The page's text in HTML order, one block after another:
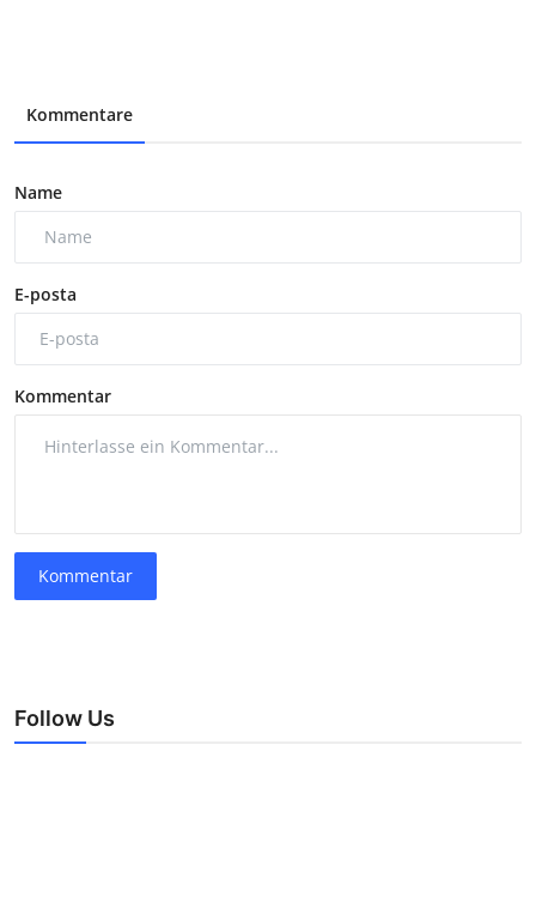
Kommentare
Name
E-posta
Kommentar
Kommentar
Follow Us